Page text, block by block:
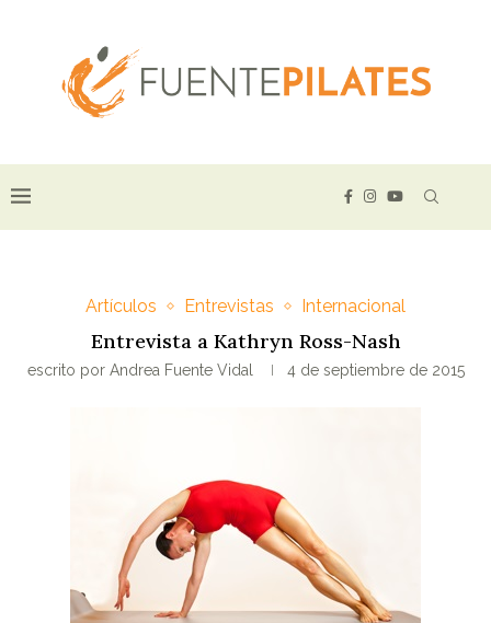
Artículos Entrevistas Internacional
Entrevista a Kathryn Ross-Nash
escrito por Andrea Fuente Vidal 4 de septiembre de 2015